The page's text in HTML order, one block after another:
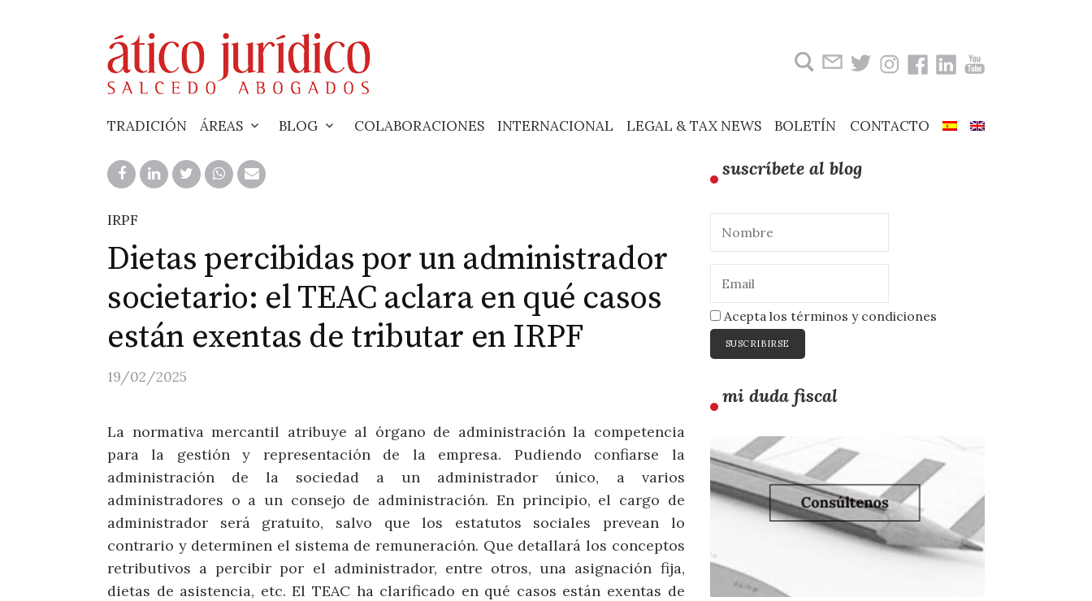
TRADICIÓN ÁREAS BLOG COLABORACIONES INTERNACIONAL LEGAL & TAX NEWS BOLETÍN CONTACTO
IRPF
Dietas percibidas por un administrador
societario: el TEAC aclara en qué casos
están exentas de tributar en IRPF
19/02/2025
La normativa mercantil atribuye al órgano de administración la competencia
para la gestión y representación de la empresa. Pudiendo confiarse la
administración de la sociedad a un administrador único, a varios
administradores o a un consejo de administración. En principio, el cargo de
administrador será gratuito, salvo que los estatutos sociales prevean lo
contrario y determinen el sistema de remuneración. Que detallará los conceptos
retributivos a percibir por el administrador, entre otros, una asignación fija,
dietas de asistencia, etc. El TEAC ha clarificado en qué casos están exentas de
suscríbete al blog
Acepta los términos y condiciones
mi duda fiscal